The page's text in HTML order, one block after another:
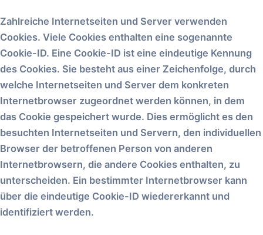
Zahlreiche Internetseiten und Server verwenden
Cookies. Viele Cookies enthalten eine sogenannte
Cookie-ID. Eine Cookie-ID ist eine eindeutige Kennung
des Cookies. Sie besteht aus einer Zeichenfolge, durch
welche Internetseiten und Server dem konkreten
Internetbrowser zugeordnet werden können, in dem
das Cookie gespeichert wurde. Dies ermöglicht es den
besuchten Internetseiten und Servern, den individuellen
Browser der betroffenen Person von anderen
Internetbrowsern, die andere Cookies enthalten, zu
unterscheiden. Ein bestimmter Internetbrowser kann
über die eindeutige Cookie-ID wiedererkannt und
identifiziert werden.